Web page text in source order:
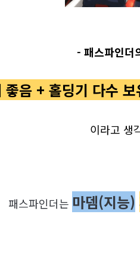
- 패스파인더
좋음 + 홀딩기 다수
이라고 생
패스파인더는 마뎀(지능)